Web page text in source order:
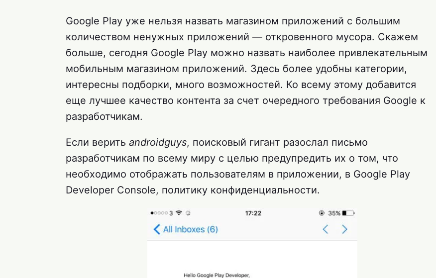
Google Play уже нельзя назвать магазином приложений с большим
количеством ненужных приложений — откровенного мусора. Скажем
больше, сегодня Google Play можно назвать наиболее привлекательным
мобильным магазином приложений. Здесь более удобны категории,
интересны подборки, много возможностей. Ко всему этому добавится
еще лучшее качество контента за счет очередного требования Google к
разработчикам.
Если верить androidguys, поисковый гигант разослал письмо
разработчикам по всему миру с целью предупредить их о том, что
необходимо отображать пользователям в приложении, в Google Play
Developer Console, политику конфиденциальности.